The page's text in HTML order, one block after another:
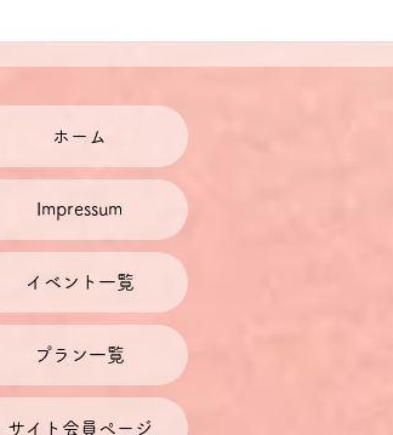
【学問の自由】シュタインマ
200周年記念式典式辞を原文
で読もう（14）
ホーム
Impressum
イベント一覧
プラン一覧
サイト会員ページ